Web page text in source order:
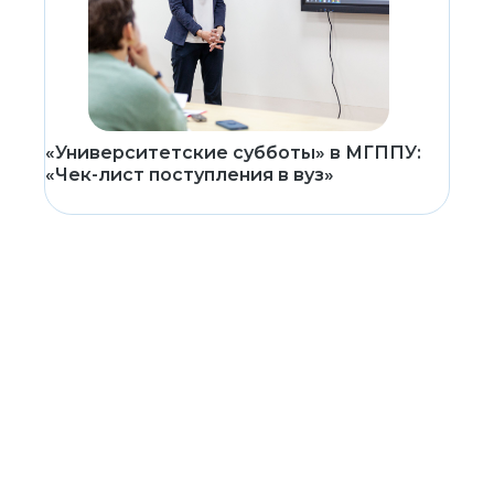
«Университетские субботы» в МГППУ:
«Чек-лист поступления в вуз»